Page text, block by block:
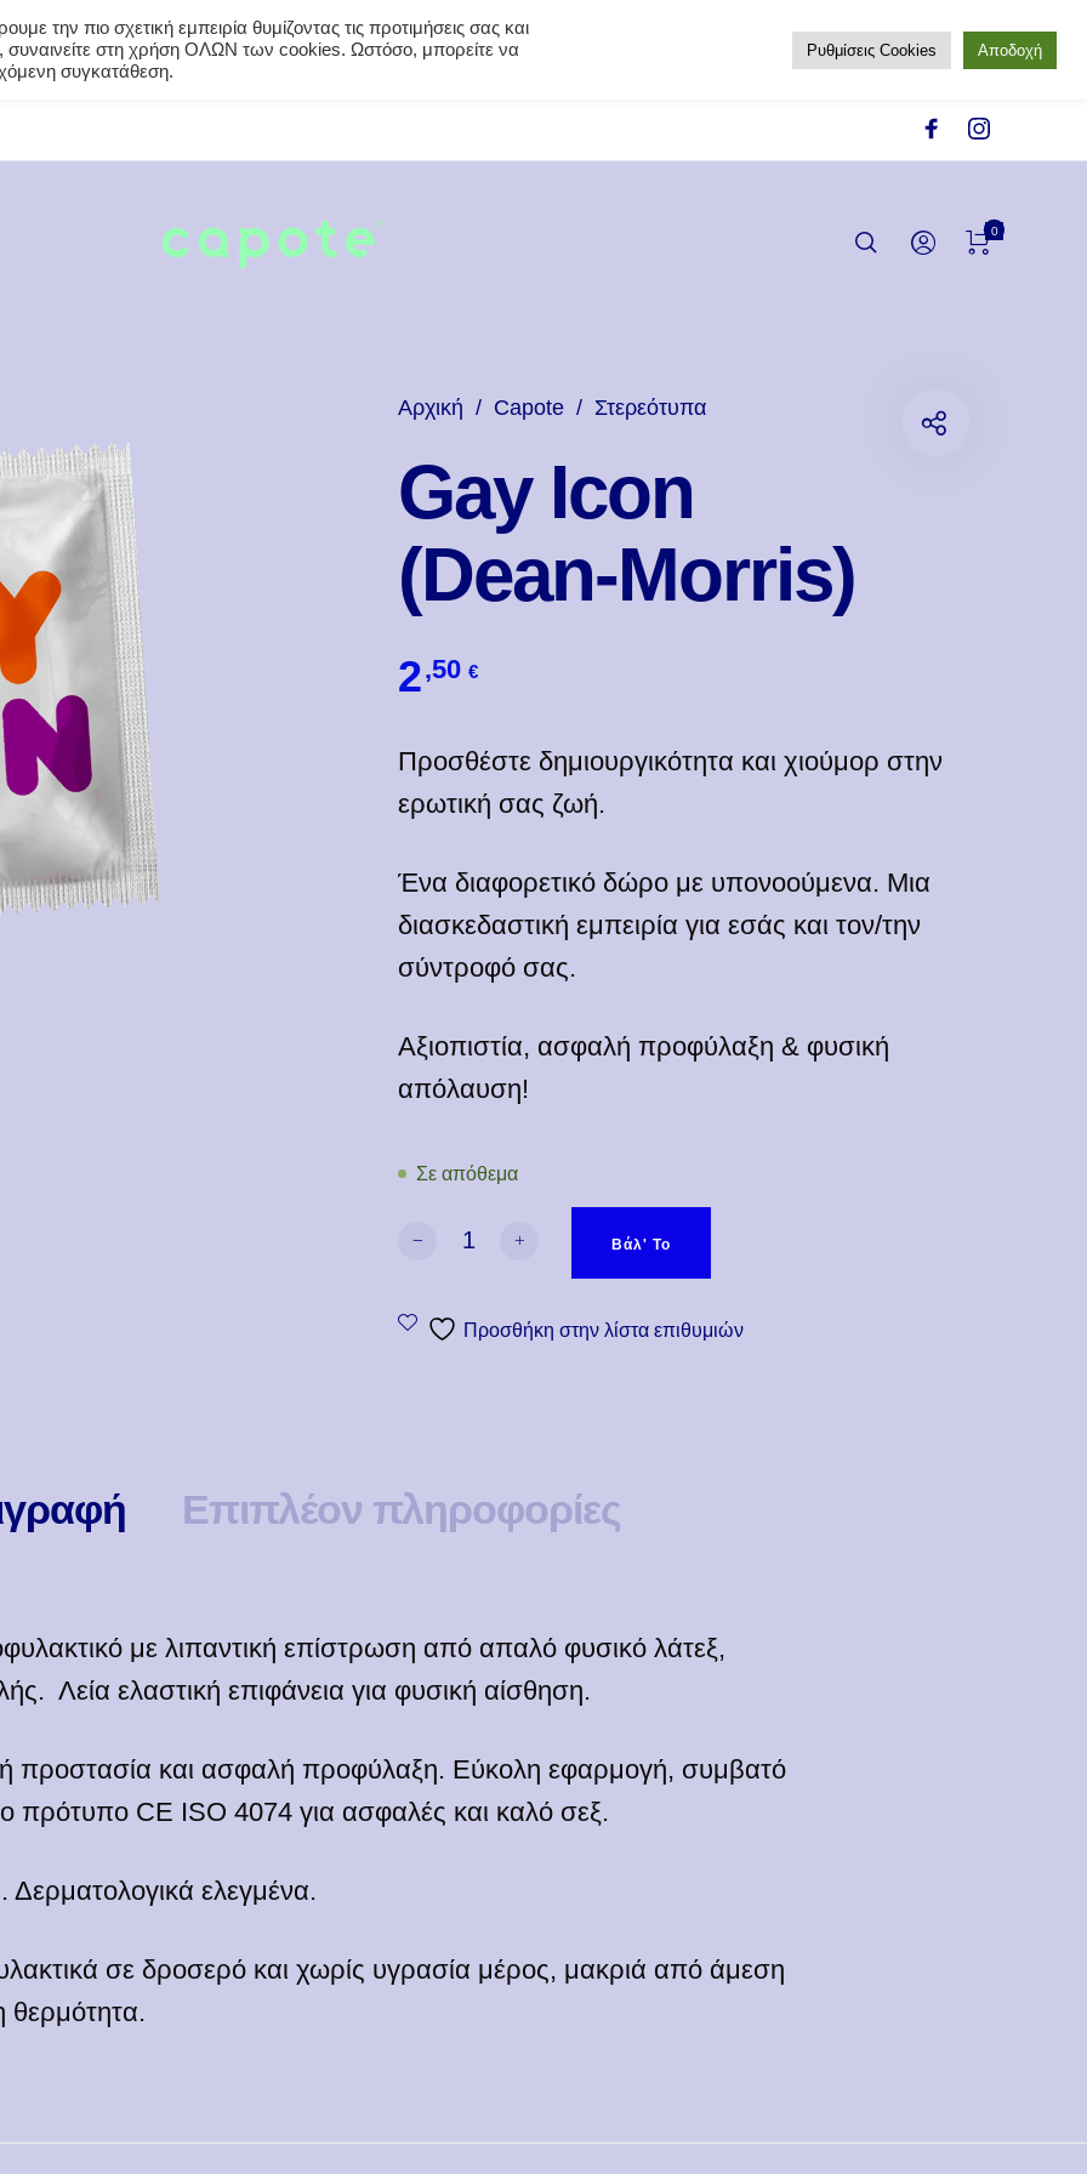
0
Αρχική / Capote / Στερεότυπα
Gay Icon
(Dean-Morris)
2,50 €
Προσθέστε δημιουργικότητα και χιούμορ στην
ερωτική σας ζωή.
Ένα διαφορετικό δώρο με υπονοούμενα. Μια
διασκεδαστική εμπειρία για εσάς και τον/την
σύντροφό σας.
Αξιοπιστία, ασφαλή προφύλαξη & φυσική
απόλαυση!
Σε απόθεμα
Gay Icon (Dean-Morris) ποσότητα
Βάλ' Το
Προσθήκη στην λίστα επιθυμιών
Επιπλέον πληροφορίες
με λιπαντική επίστρωση από απαλό φυσικό λάτεξ,
Λεία ελαστική επιφάνεια για φυσική αίσθηση.
προστασία και ασφαλή προφύλαξη. Εύκολη εφαρμογή, συμβατό
πρότυπο CE ISO 4074 για ασφαλές και καλό σεξ.
ελεγμένα.
σε δροσερό και χωρίς υγρασία μέρος, μακριά από άμεση
θερμότητα.
την πιο σχετική εμπειρία θυμίζοντας τις προτιμήσεις σας και
στη χρήση ΟΛΩΝ των cookies. Ωστόσο, μπορείτε να
συγκατάθεση.
Ρυθμίσεις Cookies Αποδοχή